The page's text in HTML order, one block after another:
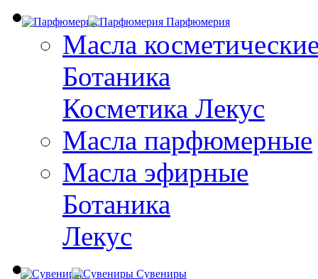
Парфюмерия
Масла
Ботаника
Косметика Лекус
Масла парфюмерные
Масла эфирные
Ботаника
Лекус
Сувениры